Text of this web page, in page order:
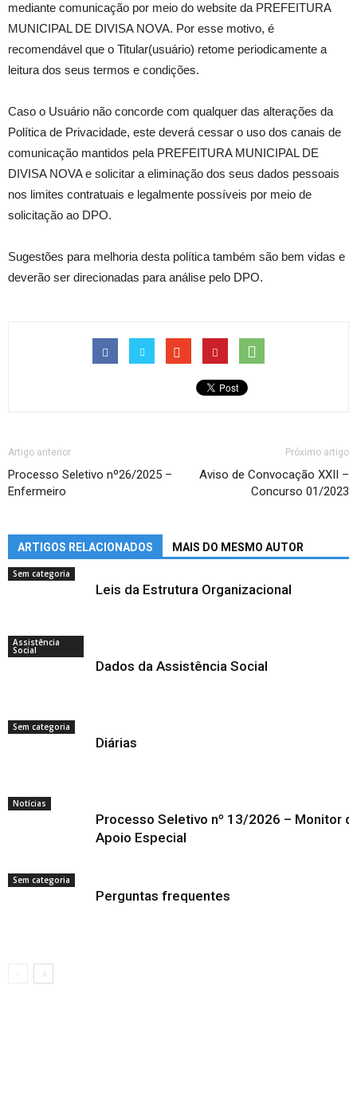
mediante comunicação por meio do website da PREFEITURA
MUNICIPAL DE DIVISA NOVA. Por esse motivo, é
recomendável que o Titular(usuário) retome periodicamente a
leitura dos seus termos e condições.
Caso o Usuário não concorde com qualquer das alterações da
Política de Privacidade, este deverá cessar o uso dos canais de
comunicação mantidos pela PREFEITURA MUNICIPAL DE
DIVISA NOVA e solicitar a eliminação dos seus dados pessoais
nos limites contratuais e legalmente possíveis por meio de
solicitação ao DPO.
Sugestões para melhoria desta política também são bem vidas e
deverão ser direcionadas para análise pelo DPO.
Artigo anterior
Processo Seletivo nº26/2025 –
Enfermeiro
Próximo artigo
Aviso de Convocação XXII –
Concurso 01/2023
ARTIGOS RELACIONADOS MAIS DO MESMO AUTOR
Sem categoria
Leis da Estrutura Organizacional
Assistência
Social
Dados da Assistência Social
Sem categoria
Diárias
Notícias
Processo Seletivo nº 13/2026 – Monitor
Apoio Especial
Sem categoria
Perguntas frequentes